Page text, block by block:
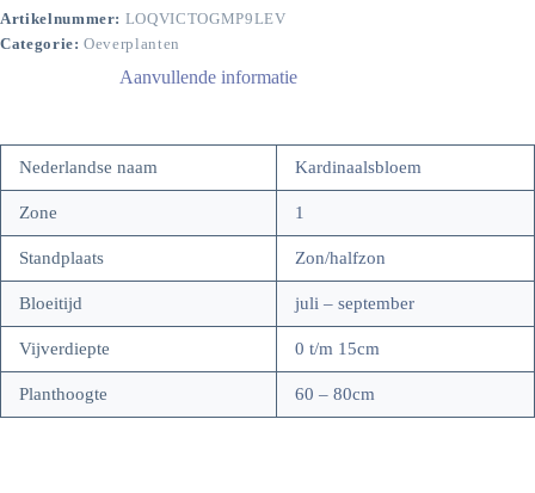
Artikelnummer: LOQVICTOGMP9LEV
Categorie:Oeverplanten
Aanvullende informatie
Nederlandse naam Kardinaalsbloem
Zone 1
Standplaats Zon/halfzon
Bloeitijd juli – september
Vijverdiepte 0 t/m 15cm
Planthoogte 60 – 80cm